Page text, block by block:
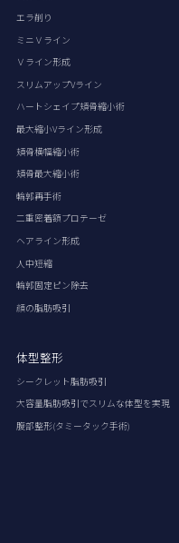
エラ削り
ミニＶライン
Ｖライン形成
スリムアップVライン
ハートシェイプ頬骨縮小術
最大縮小Vライン形成
頬骨横幅縮小術
頬骨最大縮小術
輪郭再手術
二重密着額プロテーゼ
ヘアライン形成
人中短縮
輪郭固定ピン除去
顔の脂肪吸引
体型整形
シークレット脂肪吸引
大容量脂肪吸引でスリムな体型を実現
腹部整形(タミータック手術)